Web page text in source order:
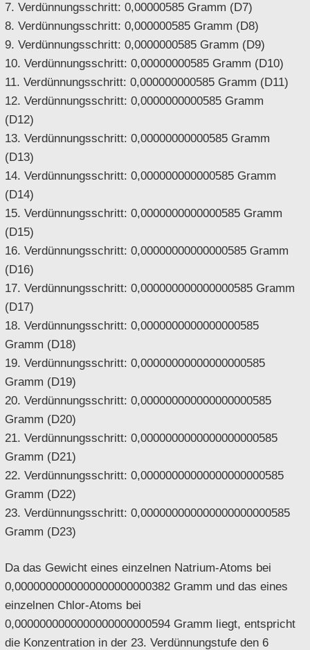
7. Verdünnungsschritt: 0,00000585 Gramm (D7)
8. Verdünnungsschritt: 0,000000585 Gramm (D8)
9. Verdünnungsschritt: 0,0000000585 Gramm (D9)
10. Verdünnungsschritt: 0,00000000585 Gramm (D10)
11. Verdünnungsschritt: 0,000000000585 Gramm (D11)
12. Verdünnungsschritt: 0,0000000000585 Gramm
(D12)
13. Verdünnungsschritt: 0,00000000000585 Gramm
(D13)
14. Verdünnungsschritt: 0,000000000000585 Gramm
(D14)
15. Verdünnungsschritt: 0,0000000000000585 Gramm
(D15)
16. Verdünnungsschritt: 0,00000000000000585 Gramm
(D16)
17. Verdünnungsschritt: 0,000000000000000585 Gramm
(D17)
18. Verdünnungsschritt: 0,0000000000000000585
Gramm (D18)
19. Verdünnungsschritt: 0,00000000000000000585
Gramm (D19)
20. Verdünnungsschritt: 0,000000000000000000585
Gramm (D20)
21. Verdünnungsschritt: 0,0000000000000000000585
Gramm (D21)
22. Verdünnungsschritt: 0,00000000000000000000585
Gramm (D22)
23. Verdünnungsschritt: 0,000000000000000000000585
Gramm (D23)
Da das Gewicht eines einzelnen Natrium-Atoms bei
0,0000000000000000000000382 Gramm und das eines
einzelnen Chlor-Atoms bei
0,0000000000000000000000594 Gramm liegt, entspricht
die Konzentration in der 23. Verdünnungstufe den 6